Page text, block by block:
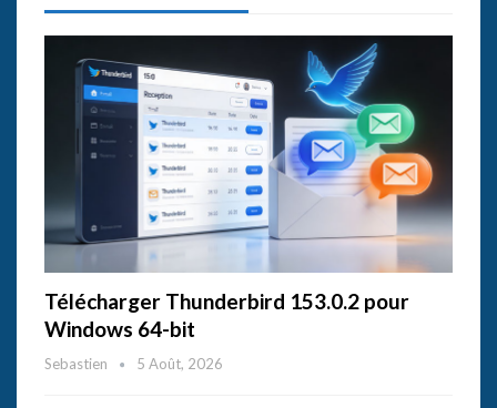
Télécharger Thunderbird 153.0.2 pour
Windows 64-bit
Sebastien 5 Août, 2026